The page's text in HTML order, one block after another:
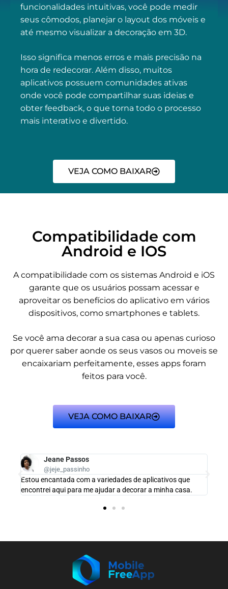
funcionalidades intuitivas, você pode medir
seus cômodos, planejar o layout dos móveis e
até mesmo visualizar a decoração em 3D.
Isso significa menos erros e mais precisão na
hora de redecorar. Além disso, muitos
aplicativos possuem comunidades ativas
onde você pode compartilhar suas ideias e
obter feedback, o que torna todo o processo
mais interativo e divertido.
VEJA COMO BAIXAR
Compatibilidade com
Android e IOS
A compatibilidade com os sistemas Android e iOS
garante que os usuários possam acessar e
aproveitar os benefícios do aplicativo em vários
dispositivos, como smartphones e tablets.
Se você ama decorar a sua casa ou apenas curioso
por querer saber aonde os seus vasos ou moveis se
encaixariam perfeitamente, esses apps foram
feitos para você.
VEJA COMO BAIXAR
Jeane Passos
@jeje_passinho
Estou encantada com a variedades de aplicativos que
encontrei aqui para me ajudar a decorar a minha casa.